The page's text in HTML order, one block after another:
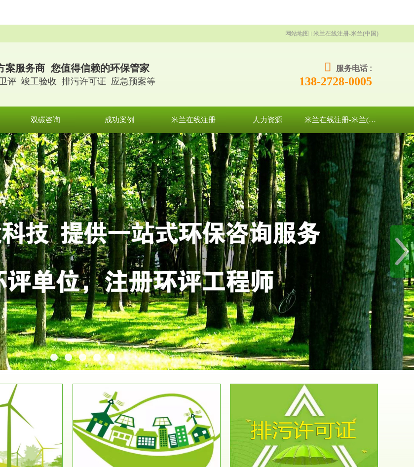
网站地图 米兰在线注册-米兰(中国)
案服务商 您值得信赖的环保管家
评 竣工验收 排污许可证 应急预案等
服务电话 :
138-2728-0005
双碳咨询 成功案例 米兰在线注册 人力资源 米兰在线注册-米兰(中国)
围
验收
理条例》第十七条 编
服务范围
排污许可证
排污许可申报咨询：（排污许可证）根据《中华